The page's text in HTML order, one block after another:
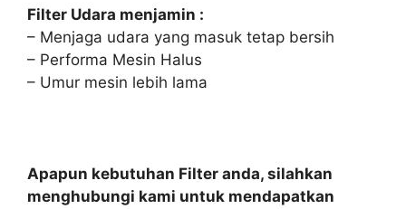
Filter Udara menjamin :
– Menjaga udara yang masuk tetap bersih
– Performa Mesin Halus
– Umur mesin lebih lama
Apapun kebutuhan Filter anda, silahkan
menghubungi kami untuk mendapatkan